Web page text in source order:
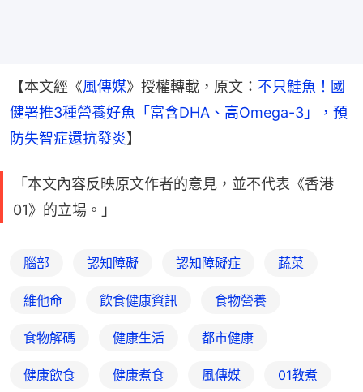
【本文經《風傳媒》授權轉載，原文： 不只鮭魚！國
健署推3種營養好魚「富含DHA、高Omega-3」，預
防失智症還抗發炎】
「本文內容反映原文作者的意見，並不代表《香港
01》的立場。」
腦部 認知障礙 認知障礙症 蔬菜
維他命 飲食健康資訊 食物營養
食物解碼 健康生活 都市健康
健康飲食 健康煮食 風傳媒 01教煮